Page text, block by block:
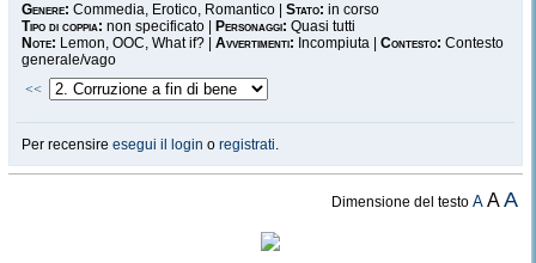
Genere: Commedia, Erotico, Romantico | Stato: in corso
Tipo di coppia: non specificato | Personaggi: Quasi tutti
Note: Lemon, OOC, What if? | Avvertimenti: Incompiuta | Contesto: Contesto
generale/vago
<<
Per recensire esegui il login o registrati.
Dimensione del testoA AA